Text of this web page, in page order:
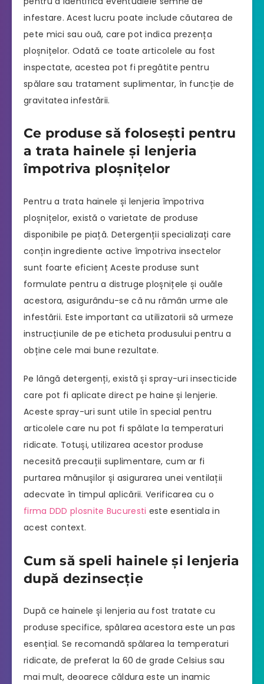
infestare. Acest lucru poate include căutarea de
pete mici sau ouă, care pot indica prezența
ploșnițelor. Odată ce toate articolele au fost
inspectate, acestea pot fi pregătite pentru
spălare sau tratament suplimentar, în funcție de
gravitatea infestării.
Ce produse să folosești pentru
a trata hainele și lenjeria
împotriva ploșnițelor
Pentru a trata hainele și lenjeria împotriva
ploșnițelor, există o varietate de produse
disponibile pe piață. Detergenții specializați care
conțin ingrediente active împotriva insectelor
sunt foarte eficienț Aceste produse sunt
formulate pentru a distruge ploșnițele și ouăle
acestora, asigurându-se că nu rămân urme ale
infestării. Este important ca utilizatorii să urmeze
instrucțiunile de pe eticheta produsului pentru a
obține cele mai bune rezultate.
Pe lângă detergenți, există și spray-uri insecticide
care pot fi aplicate direct pe haine și lenjerie.
Aceste spray-uri sunt utile în special pentru
articolele care nu pot fi spălate la temperaturi
ridicate. Totuși, utilizarea acestor produse
necesită precauții suplimentare, cum ar fi
purtarea mănușilor și asigurarea unei ventilații
adecvate în timpul aplicării. Verificarea cu o
firma DDD plosnite Bucuresti este esentiala in
acest context.
Cum să speli hainele și lenjeria
după dezinsecție
După ce hainele și lenjeria au fost tratate cu
produse specifice, spălarea acestora este un pas
esențial. Se recomandă spălarea la temperaturi
ridicate, de preferat la 60 de grade Celsius sau
mai mult, deoarece căldura este un inamic